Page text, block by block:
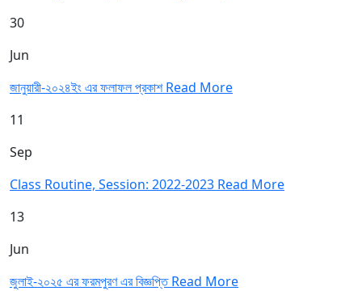
30
Jun
জানুয়ারী-২০২৪ইং এর ফলাফল প্রকাশRead More
11
Sep
Class Routine, Session: 2022-2023 Read More
13
Jun
জুলাই-২০২৫ এর ফরমপুরণ এর বিজ্ঞপ্তিRead More